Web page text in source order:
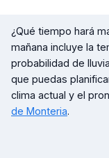
¿Qué tiempo hará
mañana incluye la
probabilidad de
que puedas
clima actual y el
de Monteria.